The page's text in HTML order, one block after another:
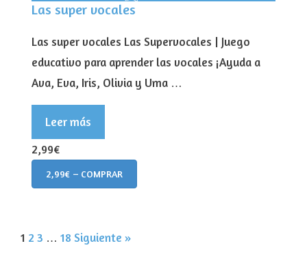
Las super vocales
Las super vocales Las Supervocales | Juego
educativo para aprender las vocales ¡Ayuda a
Ava, Eva, Iris, Olivia y Uma …
Leer más
2,99€
2,99€ – COMPRAR
1 2 3 … 18 Siguiente »